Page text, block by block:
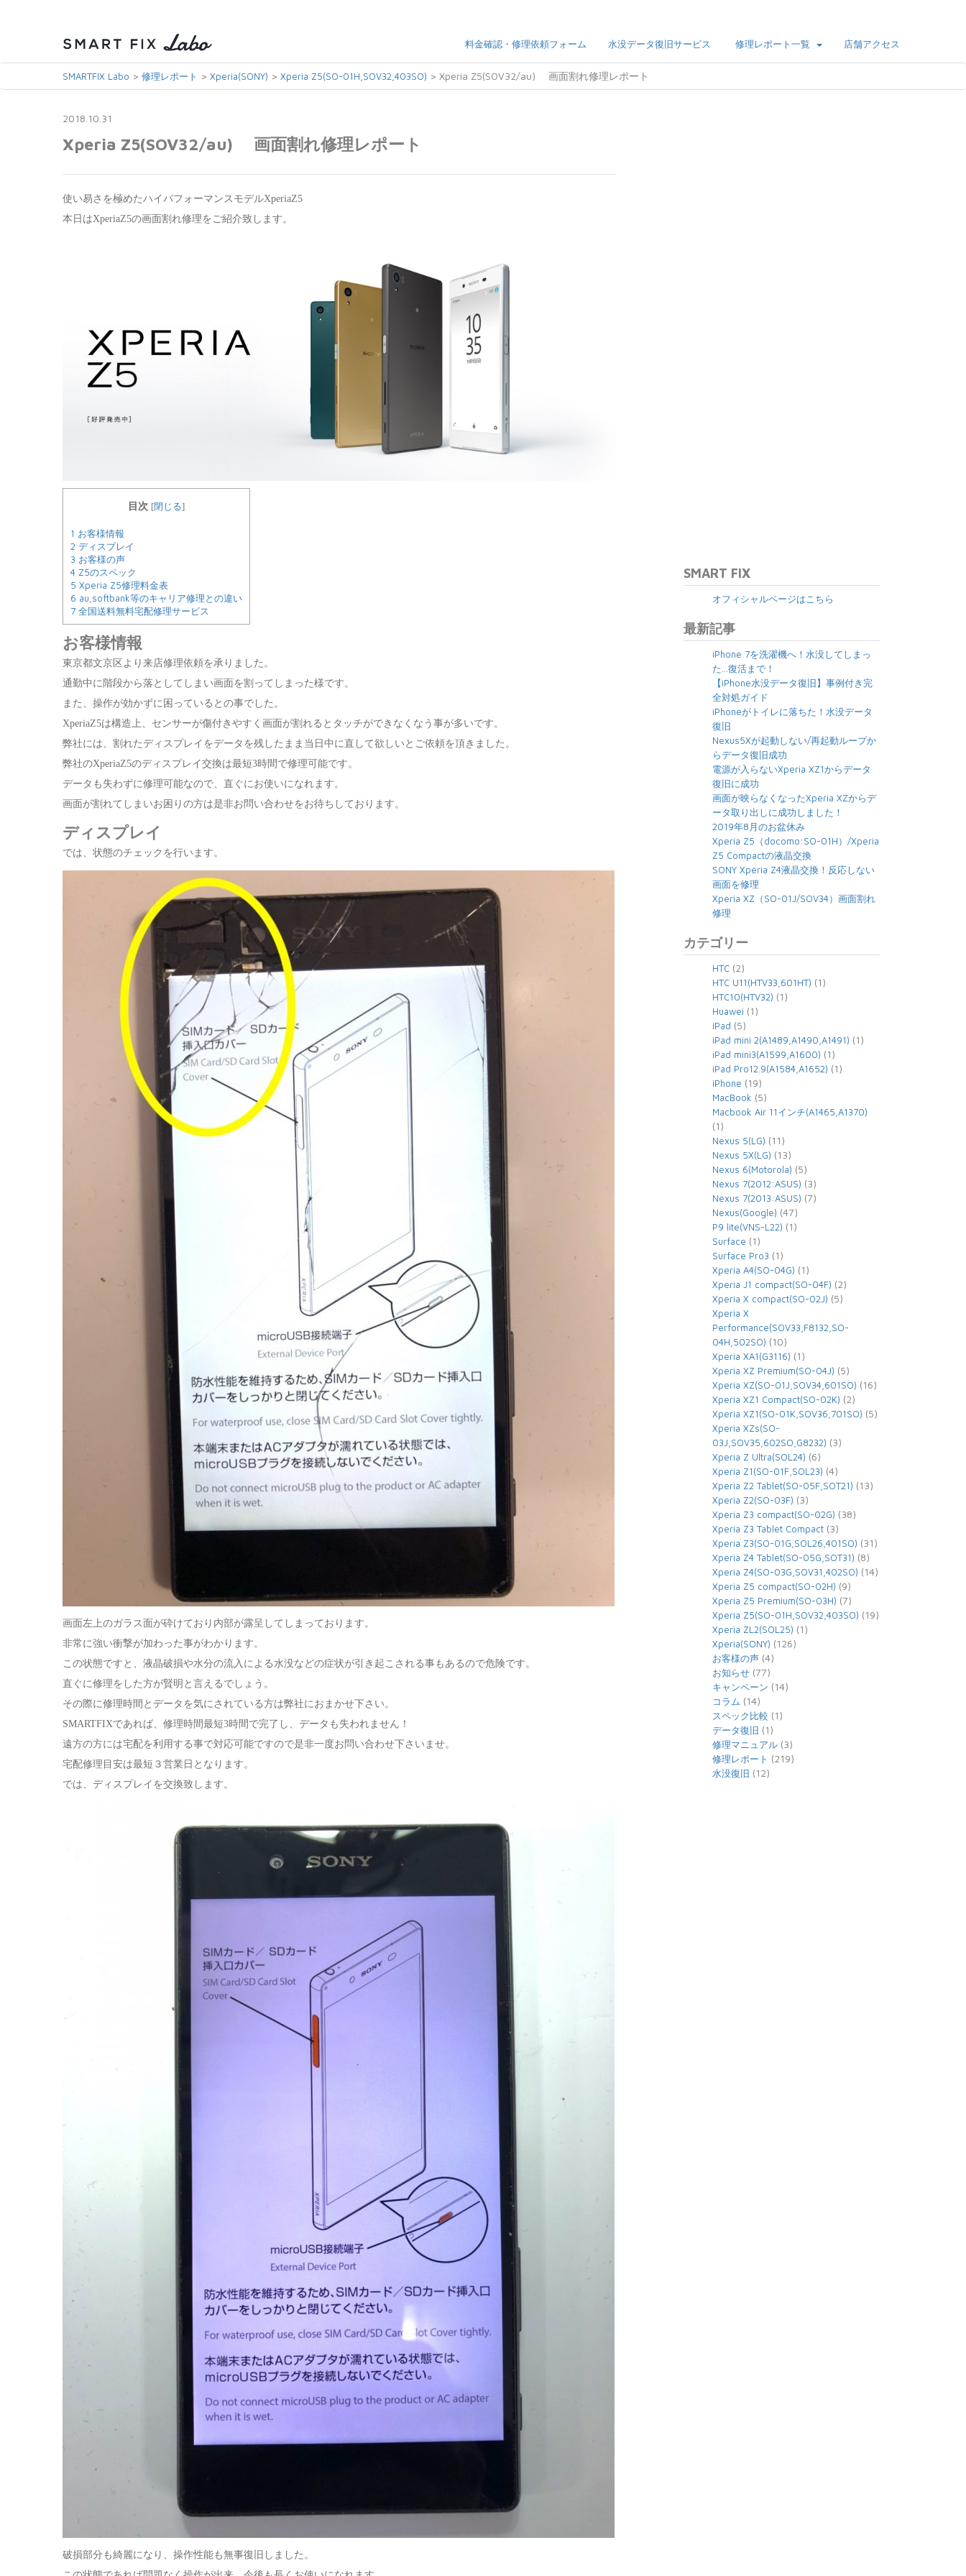
料金確認・修理依頼フォーム 水没データ復旧サービス 修理レポート一覧 店舗アクセス
SMARTFIX Labo > 修理レポート > Xperia(SONY) > Xperia Z5(SO-01H,SOV32,403SO) > Xperia Z5(SOV32/au) 画面割れ修理レポート
2018.10.31
Xperia Z5(SOV32/au) 画面割れ修理レポート
使い易さを極めたハイパフォーマンスモデルXperiaZ5
本日はXperiaZ5の画面割れ修理をご紹介致します。
目次 [閉じる]
1 お客様情報
2 ディスプレイ
3 お客様の声
4 Z5のスペック
5 Xperia Z5修理料金表
6 au,softbank等のキャリア修理との違い
7 全国送料無料宅配修理サービス
お客様情報
東京都文京区より来店修理依頼を承りました。
通勤中に階段から落としてしまい画面を割ってしまった様です。
また、操作が効かずに困っているとの事でした。
XperiaZ5は構造上、センサーが傷付きやすく画面が割れるとタッチができなくなう事が多いです。
弊社には、割れたディスプレイをデータを残したまま当日中に直して欲しいとご依頼を頂きました。
弊社のXperiaZ5のディスプレイ交換は最短3時間で修理可能です。
データも失わずに修理可能なので、直ぐにお使いになれます。
画面が割れてしまいお困りの方は是非お問い合わせをお待ちしております。
ディスプレイ
では、状態のチェックを行います。
画面左上のガラス面が砕けており内部が露呈してしまっております。
非常に強い衝撃が加わった事がわかります。
この状態ですと、液晶破損や水分の流入による水没などの症状が引き起こされる事もあるので危険です。
直ぐに修理をした方が賢明と言えるでしょう。
その際に修理時間とデータを気にされている方は弊社におまかせ下さい。
SMARTFIXであれば、修理時間最短3時間で完了し、データも失われません！
遠方の方には宅配を利用する事で対応可能ですので是非一度お問い合わせ下さいませ。
宅配修理目安は最短３営業日となります。
では、ディスプレイを交換致します。
破損部分も綺麗になり、操作性能も無事復旧しました。
SMART FIX
オフィシャルページはこちら
最新記事
iPhone 7を洗濯機へ！水没してしまっ
た…復活まで！
【iPhone水没データ復旧】事例付き完
全対処ガイド
iPhoneがトイレに落ちた！水没データ
復旧
Nexus5Xが起動しない/再起動ループか
らデータ復旧成功
電源が入らないXperia XZ1からデータ
復旧に成功
画面が映らなくなったXperia XZからデ
ータ取り出しに成功しました！
2019年8月のお盆休み
Xperia Z5（docomo:SO-01H）/Xperia
Z5 Compactの液晶交換
SONY Xperia Z4液晶交換！反応しない
画面を修理
Xperia XZ（SO-01J/SOV34）画面割れ
修理
カテゴリー
HTC (2)
HTC U11(HTV33,601HT) (1)
HTC10(HTV32) (1)
Huawei (1)
iPad (5)
iPad mini 2(A1489,A1490,A1491) (1)
iPad mini3(A1599,A1600) (1)
iPad Pro12.9(A1584,A1652) (1)
iPhone (19)
MacBook (5)
Macbook Air 11インチ(A1465,A1370)
(1)
Nexus 5(LG) (11)
Nexus 5X(LG) (13)
Nexus 6(Motorola) (5)
Nexus 7(2012:ASUS) (3)
Nexus 7(2013:ASUS) (7)
Nexus(Google) (47)
P9 lite(VNS-L22) (1)
Surface (1)
Surface Pro3 (1)
Xperia A4(SO-04G) (1)
Xperia J1 compact(SO-04F) (2)
Xperia X compact(SO-02J) (5)
Xperia X
Performance(SOV33,F8132,SO-
04H,502SO) (10)
Xperia XA1(G3116) (1)
Xperia XZ Premium(SO-04J) (5)
Xperia XZ(SO-01J,SOV34,601SO) (16)
Xperia XZ1 Compact(SO-02K) (2)
Xperia XZ1(SO-01K,SOV36,701SO) (5)
Xperia XZs(SO-
03J,SOV35,602SO,G8232) (3)
Xperia Z Ultra(SOL24) (6)
Xperia Z1(SO-01F,SOL23) (4)
Xperia Z2 Tablet(SO-05F,SOT21) (13)
Xperia Z2(SO-03F) (3)
Xperia Z3 compact(SO-02G) (38)
Xperia Z3 Tablet Compact (3)
Xperia Z3(SO-01G,SOL26,401SO) (31)
Xperia Z4 Tablet(SO-05G,SOT31) (8)
Xperia Z4(SO-03G,SOV31,402SO) (14)
Xperia Z5 compact(SO-02H) (9)
Xperia Z5 Premium(SO-03H) (7)
Xperia Z5(SO-01H,SOV32,403SO) (19)
Xperia ZL2(SOL25) (1)
Xperia(SONY) (126)
お客様の声 (4)
お知らせ (77)
キャンペーン (14)
コラム (14)
スペック比較 (1)
データ復旧 (1)
修理マニュアル (3)
修理レポート (219)
水没復旧 (12)